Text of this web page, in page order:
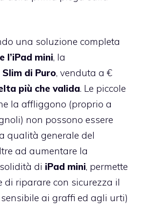
una soluzione completa
l’iPad mini, la
di Puro, venduta a €
più che valida. Le piccole
la affliggono (proprio a
non possono essere
qualità generale del
ad aumentare la
di iPad mini, permette
di riparare con sicurezza il
ai graffi ed agli urti)